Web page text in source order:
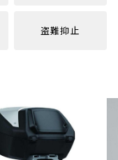
盗難抑止